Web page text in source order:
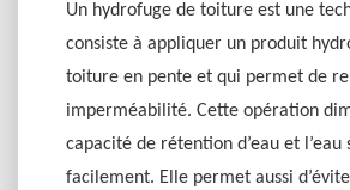
Un hydrofuge de toiture est une
consiste à appliquer un produit
toiture en pente et qui permet de
imperméabilité. Cette opération
capacité de rétention d’eau et l’eau
facilement. Elle permet aussi